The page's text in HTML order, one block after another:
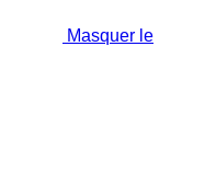
Masquer le